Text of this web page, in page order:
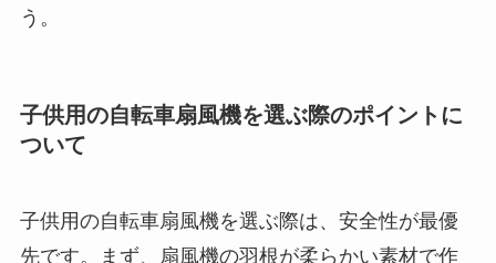
う。
子供用の自転車扇風機を選ぶ際のポイントに
ついて
子供用の自転車扇風機を選ぶ際は、安全性が最優
先です。まず、扇風機の羽根が柔らかい素材で作